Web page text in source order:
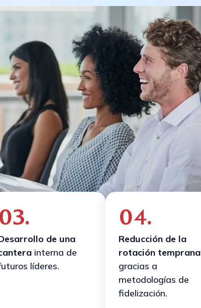
03.
de una
interna de
líderes.
04.
Reducción de la
rotación temprana
gracias a
metodologías de
fidelización.